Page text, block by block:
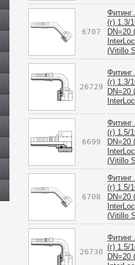
6707
Фитинг
(г) 1.3/
DN=20
(Vitillo
26729
Фитинг
(г) 1.3/
DN=20
6699
Фитинг
(г) 1.5/
DN=20
(Vitillo
6708
Фитинг
(г) 1.5/
DN=20
(Vitillo
26730
Фитинг
(г) 1.5/
DN=20